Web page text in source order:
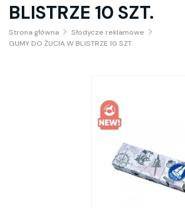
BLISTRZE 10 SZT.
Strona główna
Słodycze reklamowe
GUMY DO ŻUCIA W BLISTRZE 10 SZT.